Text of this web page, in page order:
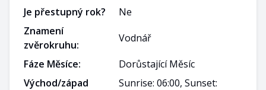
Je přestupný rok?
Ne
Znamení
zvěrokruhu:
Vodnář
Fáze Měsíce:
Dorůstající Měsíc
Východ/západ
Sunrise: 06:00, Sunset: